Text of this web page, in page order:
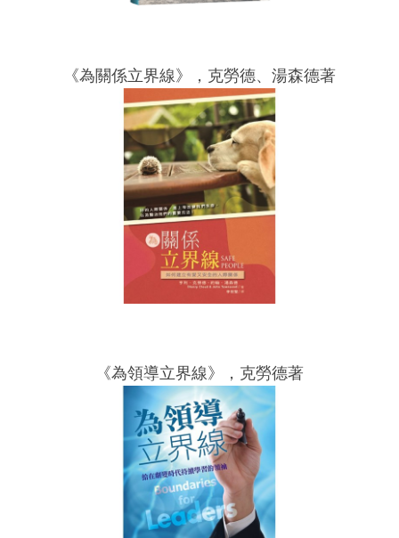
《為關係立界線》，克勞德、湯森德著
《為領導立界線》，克勞德著